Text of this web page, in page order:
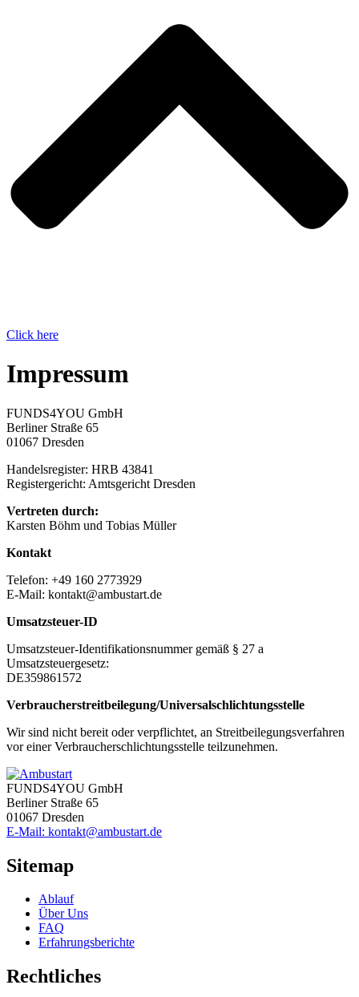
Click here
Impressum
FUNDS4YOU GmbH
Berliner Straße 65
01067 Dresden
Handelsregister: HRB 43841
Registergericht: Amtsgericht Dresden
Vertreten durch:
Karsten Böhm und Tobias Müller
Kontakt
Telefon: +49 160 2773929
E-Mail: kontakt@ambustart.de
Umsatzsteuer-ID
Umsatzsteuer-Identifikationsnummer gemäß § 27 a
Umsatzsteuergesetz:
DE359861572
Verbraucherstreitbeilegung/Universalschlichtungsstelle
Wir sind nicht bereit oder verpflichtet, an Streitbeilegungsverfahren
vor einer Verbraucherschlichtungsstelle teilzunehmen.
FUNDS4YOU GmbH
Berliner Straße 65
01067 Dresden
E-Mail: kontakt@ambustart.de
Sitemap
Ablauf
Über Uns
FAQ
Erfahrungsberichte
Rechtliches